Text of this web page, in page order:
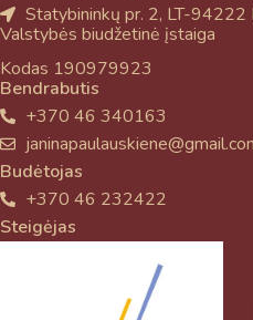
Statybininkų pr. 2, LT-94222
Valstybės biudžetinė įstaiga
Kodas 190979923
Bendrabutis
+370 46 340163
Budėtojas
+370 46 232422
Steigėjas